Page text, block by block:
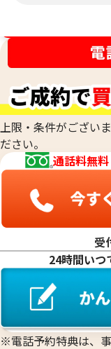
上限・条件がござい
ださい。
通話料無料
受
24時間いつ
※電話予約特典は、